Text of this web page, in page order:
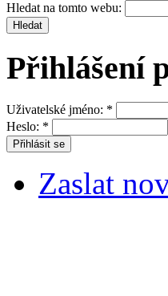
Hledat na tomto webu:
Přihlášení
Uživatelské jméno: *
Heslo: *
Zaslat